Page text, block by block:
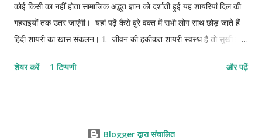
कोई किसी का नहीं होता सामाजिक अद्भुत ज्ञान को दर्शाती हुई यह शायरियां दिल की
गहराइयों तक उतर जाएंगी। यहां पढ़ें कैसे बुरे वक्त में सभी लोग साथ छोड़ जाते हैं
हिंदी शायरी का खास संकलन। 1. जीवन की हकीकत शायरी स्वस्थ है तो सुखी है
अकेले आए है अकेले जाना है जो वक्त पर काम आए वही अपना है बिना स्वार्थ के कोई
शेयर करें 1 टिप्पणी और पढ़ें
Blogger द्वारा संचालित